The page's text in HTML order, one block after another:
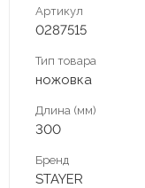
Артикул
0287515
Тип товара
ножовка
Длина (мм)
300
Бренд
STAYER